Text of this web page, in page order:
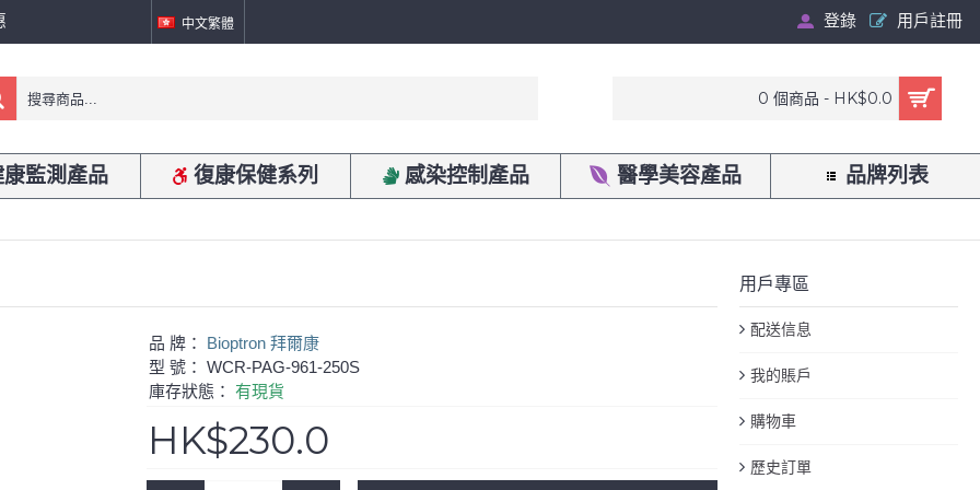
中文繁體 登錄 用戶註冊
0 個商品 - HK$0.0
監測產品 復康保健系列 感染控制產品 醫學美容產品 品牌列表
用戶專區
配送信息
我的賬戶
購物車
歷史訂單
品 牌： Bioptron 拜爾康
型 號： WCR-PAG-961-250S
庫存狀態： 有現貨
HK$230.0